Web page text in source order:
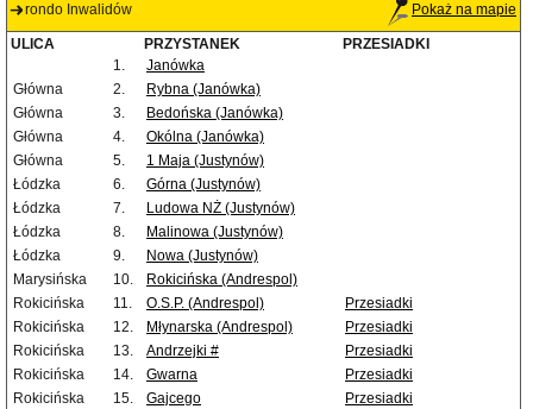
rondo Inwalidów Pokaż na mapie
ULICA PRZYSTANEK
PRZESIADKI
1.
Janówka
Główna
2.
Rybna (Janówka)
Główna
3.
Bedońska (Janówka)
Główna
4.
Okólna (Janówka)
Główna
5.
1 Maja (Justynów)
Łódzka
6.
Górna (Justynów)
Łódzka
7.
Ludowa NŻ (Justynów)
Łódzka
8.
Malinowa (Justynów)
Łódzka
9.
Nowa (Justynów)
Marysińska
10.
Rokicińska (Andrespol)
Rokicińska
11. O.S.P. (Andrespol)
Przesiadki
Rokicińska
12. Młynarska (Andrespol)
Przesiadki
Rokicińska
13. Andrzejki #
Przesiadki
Rokicińska
14. Gwarna
Przesiadki
Rokicińska
15. Gajcego
Przesiadki